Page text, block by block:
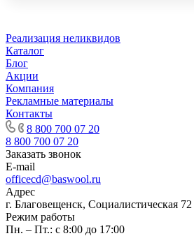
Реализация неликвидов
Каталог
Блог
Акции
Компания
Рекламные материалы
Контакты
8 800 700 07 20
8 800 700 07 20
Заказать звонок
E-mail
officecd@baswool.ru
Адрес
г. Благовещенск, Социалистическая 72
Режим работы
Пн. – Пт.: с 8:00 до 17:00